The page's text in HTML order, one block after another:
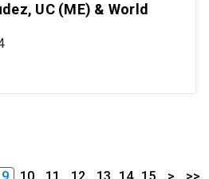
UC (ME) & World